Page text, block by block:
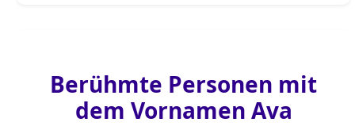
Berühmte Personen mit
dem Vornamen Ava